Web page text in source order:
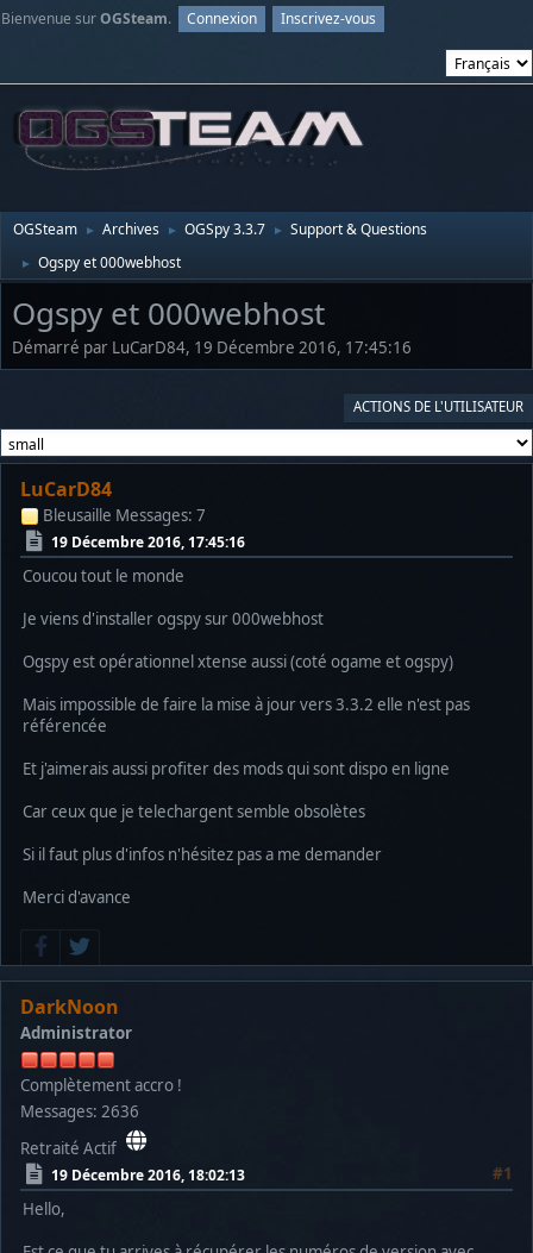
Bienvenue surOGSteam. Connexion Inscrivez-vous
OGSteam ► Archives ► OGSpy 3.3.7 ► Support & Questions
► Ogspy et 000webhost
Ogspy et 000webhost
Démarré par LuCarD84, 19 Décembre 2016, 17:45:16
ACTIONS DE L'UTILISATEUR
LuCarD84
Bleusaille Messages: 7
19 Décembre 2016, 17:45:16
Coucou tout le monde
Je viens d'installer ogspy sur 000webhost
Ogspy est opérationnel xtense aussi (coté ogame et ogspy)
Mais impossible de faire la mise à jour vers 3.3.2 elle n'est pas
référencée
Et j'aimerais aussi profiter des mods qui sont dispo en ligne
Car ceux que je telechargent semble obsolètes
Si il faut plus d'infos n'hésitez pas a me demander
Merci d'avance
DarkNoon
Administrator
Complètement accro !
Messages: 2636
Retraité Actif
19 Décembre 2016, 18:02:13
#1
Hello,